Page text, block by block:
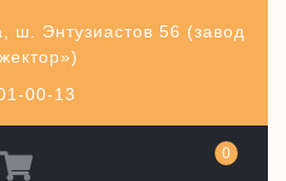
00-13
ш. Энтузиастов 56 (завод
0